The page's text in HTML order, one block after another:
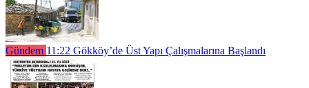
Gündem 11:22 Gökköy’de Üst Yapı Çalışmalarına Başlandı